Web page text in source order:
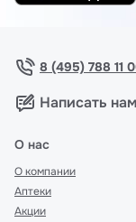
8 (495) 788 11
Написать нам
О нас
О компании
Аптеки
Акции